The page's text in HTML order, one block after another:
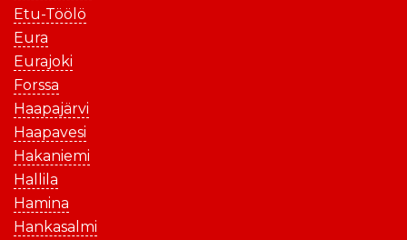
Etu-Töölö
Eura
Eurajoki
Forssa
Haapajärvi
Haapavesi
Hakaniemi
Hallila
Hamina
Hankasalmi